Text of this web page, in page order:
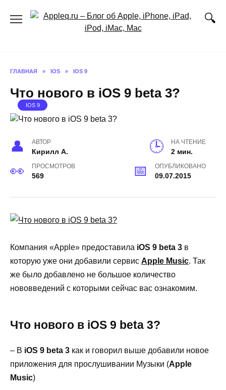
ГЛАВНАЯ » IOS » IOS 9
Что нового в iOS 9 beta 3?
IOS 9
АВТОР
Кирилл А.
НА ЧТЕНИЕ
2 мин.
ПРОСМОТРОВ
569
ОПУБЛИКОВАНО
09.07.2015
Компания «Apple» предоставила iOS 9 beta 3 в
которую уже они добавили сервис Apple Music. Так
же было добавлено не большое количество
нововведений с которыми сейчас вас ознакомим.
Что нового в iOS 9 beta 3?
– В iOS 9 beta 3 как и говорил выше добавили новое
приложения для прослушивании Музыки (Apple
Music)